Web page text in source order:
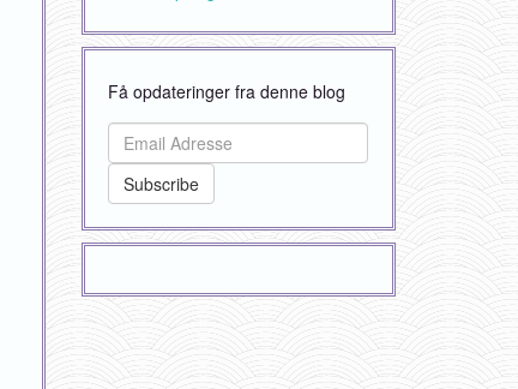
Få opdateringer fra denne blog